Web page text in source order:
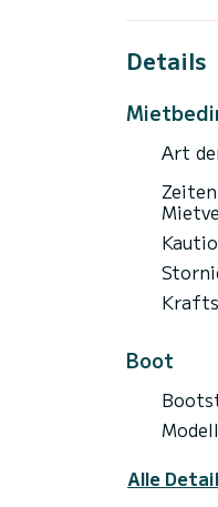
Details
Art
Boot
Modell
Alle